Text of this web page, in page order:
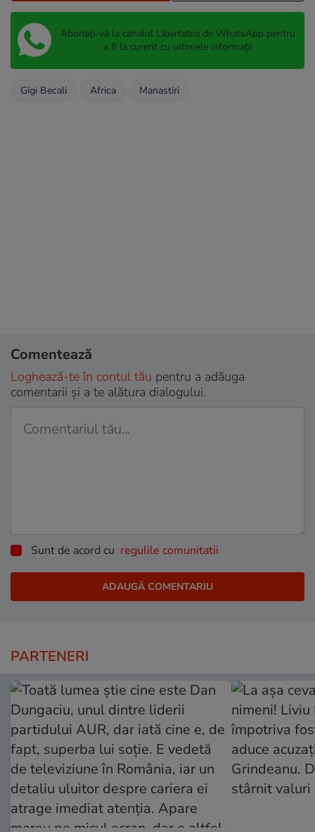
Abonați-vă la canalul Libertatea de WhatsApp pentru
a fi la curent cu ultimele informații
Gigi Becali Africa Manastiri
Comentează
Loghează-te în contul tău pentru a adăuga
comentarii și a te alătura dialogului.
Sunt de acord cu regulile comunitatii
PARTENERI